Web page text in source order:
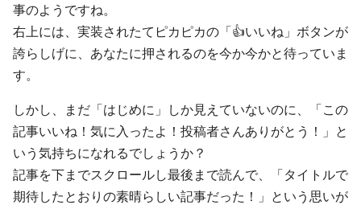
事のようですね。
右上には、実装されたてピカピカの「👍いいね」ボタンが
誇らしげに、あなたに押されるのを今か今かと待っていま
す。
しかし、まだ「はじめに」しか見えていないのに、「この
記事いいね！気に入ったよ！投稿者さんありがとう！」と
いう気持ちになれるでしょうか？
記事を下までスクロールし最後まで読んで、「タイトルで
期待したとおりの素晴らしい記事だった！」という思いが